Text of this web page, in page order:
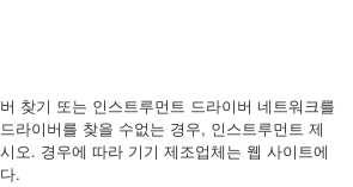
찾기 또는 인스트루먼트 드라이버 네트워크를
라이버를 찾을 수없는 경우, 인스트루먼트 제
오. 경우에 따라 기기 제조업체는 웹 사이트에
.